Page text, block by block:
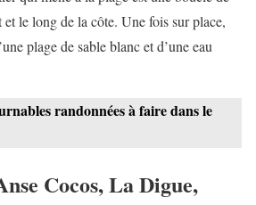
le long de la côte. Une fois sur place,
plage de sable blanc et d’une eau
randonnées à faire dans le
Cocos, La Digue,